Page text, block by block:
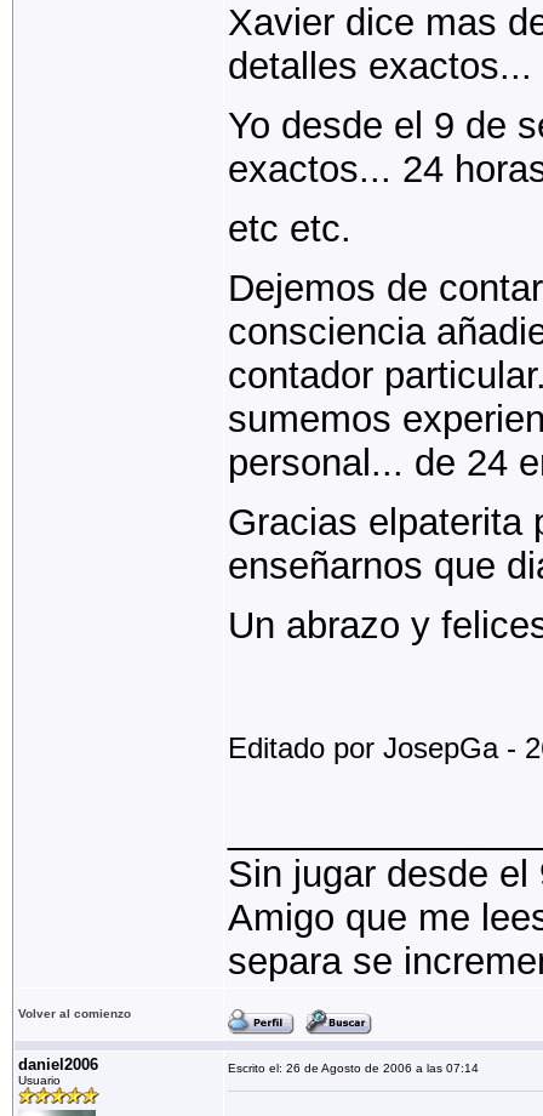
Xavier dice mas
detalles
Yo desde el 9 de
exactos... 24
etc etc.
Dejemos de
consciencia
contador
sumemos
personal... de 24
Gracias elpaterita
enseñarnos que
Un abrazo y
Editado por JosepGa -
Sin jugar desde
Amigo que me
separa se
Volver al comienzo
daniel2006
Usuario
Escrito el: 26 de Agosto de 2006 a las 07:14